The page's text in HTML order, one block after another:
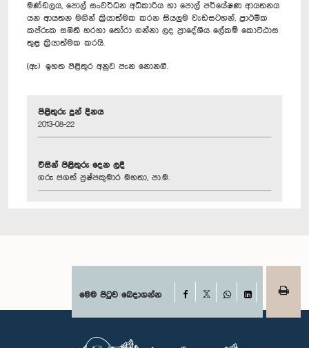
මණ්ඩලය, පොල් සංවර්ධන අධිකාරිය හා පොල් පර්යේෂණ ආයතනය
යන ආයතන මගින් ක්‍රියාත්මක කරන සියලුම වැඩසටහන්, ප්‍රාථමික
කප්රුක සමිති හරහා තෝරා ගන්නා ලද ප්‍රාදේශීය ලේකම් කොට්ඨාස
තුළ ක්‍රියාත්මක කරයි.
(ඇ) ඉහත පිළිතුර අනුව පැන නොනගී.
පිළිතුරු දුන් දිනය
2013-08-22
විසින් පිළිතුරු දෙන ලදී
ගරු ජගත් පුෂ්පකුමාර මහතා, පා.ම.
මෙම පිටුව බෙදාගන්න Facebook
WhatsAppLinkedIn